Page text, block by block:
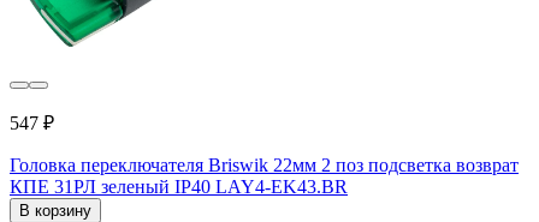
547 ₽
Головка переключателя Briswik 22мм 2 поз подсветка возврат
КПЕ 31РЛ зеленый IP40 LAY4-EK43.BR
В корзину